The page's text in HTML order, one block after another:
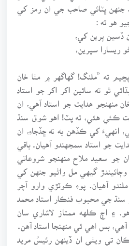
جنهن ڀٽائي صاحب جي ان رمز کي
هو ته :
ڏسين پرين کي،
ريسارا سپرين،
ته ”ملنگ! گهاگهر ۾ مٺا خان
ٿو ته سائين اکر اکر جو استاد
منهنجو هدايت جو استاد آهي، ان
ڪئي هئي، ته پٽ! اهو شوق سنڌ
انهيءَ کي ڪڏهن به نه ڇڏجاءِ، ان
جو استاد سمجهندو آهيان. باقي
جو سعيد ملاح منهنجو شروعاتي
وڄائيندڙ گيهي مل واڻيو جنهن کي
آهيان. پوءِ ڪوٽڙي وارو آچر
جي محبوب فنڪار استاد محمد
۽ اڄ ڪلهه ممتاز لاشاري سان
بس اهي ئي منهنجا استاد آهن.
تي ويٺي ان ڏينهن رئيسُ مريد